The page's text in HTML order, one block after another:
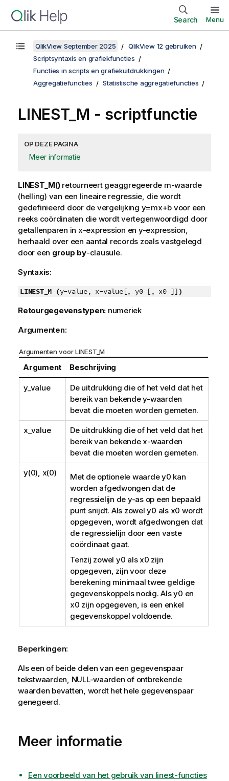
Search Menu
QlikView September 2025
QlikView 12 gebruiken
Scriptsyntaxis en grafiekfuncties
Functies in scripts en grafiekuitdrukkingen
Aggregatiefuncties
Statistische aggregatiefuncties
LINEST_M - scriptfunctie
OP DEZE PAGINA
Meer informatie
LINEST_M()retourneert geaggregeerde m-waarde
(helling) van een lineaire regressie, die wordt
gedefinieerd door de vergelijking y=mx+b voor een
reeks coördinaten die wordt vertegenwoordigd door
getallenparen in x-expression en y-expression,
herhaald over een aantal records zoals vastgelegd
door een group by-clausule.
Syntaxis:
LINEST_M (y-value, x-value[, y0 [, x0 ]] )
Retourgegevenstypen: numeriek
Argumenten:
Argumenten voor LINEST_M
Argument Beschrijving
y_value
De uitdrukking die of het veld dat het
bereik van bekendey-waarden
bevat die moeten worden gemeten.
x_value
De uitdrukking die of het veld dat het
bereik van bekende x-waarden
bevat die moeten worden gemeten.
y(0), x(0) Met de optionele waardey0 kan
worden afgedwongen dat de
regressielijn de y-as op een bepaald
punt snijdt. Als zowely0 als x0 wordt
opgegeven, wordt afgedwongen dat
de regressielijn door een vaste
coördinaat gaat.
Tenzij zowel y0 als x0 zijn
opgegeven, zijn voor deze
berekening minimaal twee geldige
gegevenskoppels nodig. Alsy0 en
x0 zijn opgegeven, is een enkel
gegevenskoppel voldoende.
Beperkingen:
Als een of beide delen van een gegevenspaar
tekstwaarden, NULL-waarden of ontbrekende
waarden bevatten, wordt het hele gegevenspaar
genegeerd.
Meer informatie
Een voorbeeld van het gebruik van linest-functies